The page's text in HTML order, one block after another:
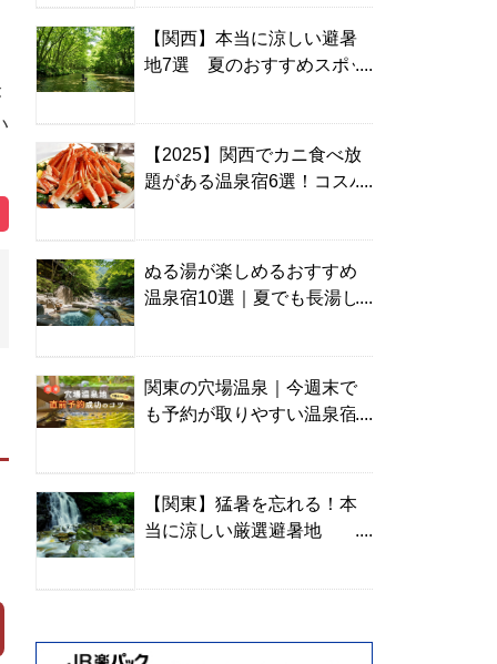
【関西】本当に涼しい避暑
地7選 夏のおすすめスポッ
【2025】関西でカニ食べ放
題がある温泉宿6選！コスパ
ぬる湯が楽しめるおすすめ
温泉宿10選｜夏でも長湯し
関東の穴場温泉｜今週末で
も予約が取りやすい温泉宿
【関東】猛暑を忘れる！本
当に涼しい厳選避暑地